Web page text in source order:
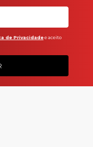
de Privacidadee aceito